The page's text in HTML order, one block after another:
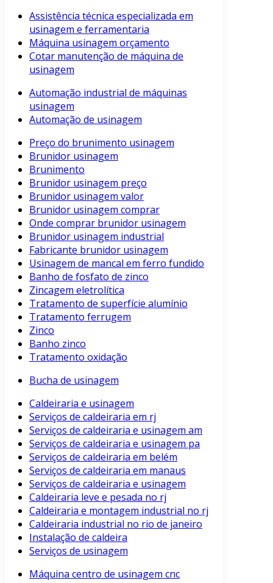
Assistência técnica especializada em
usinagem e ferramentaria
Máquina usinagem orçamento
Cotar manutenção de máquina de
usinagem
Automação industrial de máquinas
usinagem
Automação de usinagem
Preço do brunimento usinagem
Brunidor usinagem
Brunimento
Brunidor usinagem preço
Brunidor usinagem valor
Brunidor usinagem comprar
Onde comprar brunidor usinagem
Brunidor usinagem industrial
Fabricante brunidor usinagem
Usinagem de mancal em ferro fundido
Banho de fosfato de zinco
Zincagem eletrolítica
Tratamento de superfície alumínio
Tratamento ferrugem
Zinco
Banho zinco
Tratamento oxidação
Bucha de usinagem
Caldeiraria e usinagem
Serviços de caldeiraria em rj
Serviços de caldeiraria e usinagem am
Serviços de caldeiraria e usinagem pa
Serviços de caldeiraria em belém
Serviços de caldeiraria em manaus
Serviços de caldeiraria e usinagem
Caldeiraria leve e pesada no rj
Caldeiraria e montagem industrial no rj
Caldeiraria industrial no rio de janeiro
Instalação de caldeira
Serviços de usinagem
Máquina centro de usinagem cnc